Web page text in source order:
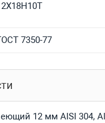
7350-77
12 мм AISI 304,